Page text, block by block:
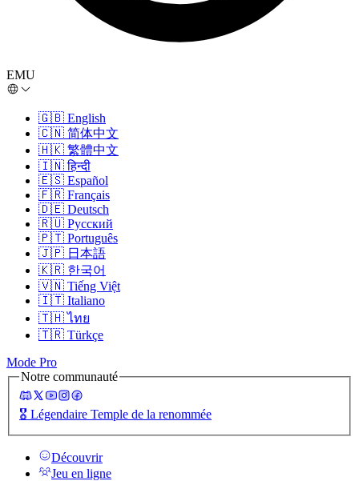
EMU
🇬🇧 English
🇨🇳 简体中文
🇭🇰 繁體中文
🇮🇳 हिन्दी
🇪🇸 Español
🇫🇷 Français
🇩🇪 Deutsch
🇷🇺 Русский
🇵🇹 Português
🇯🇵 日本語
🇰🇷 한국어
🇻🇳 Tiếng Việt
🇮🇹 Italiano
🇹🇭 ไทย
🇹🇷 Türkçe
Mode Pro
Notre communauté
🎖️ Légendaire Temple de la renommée
Découvrir
Jeu en ligne